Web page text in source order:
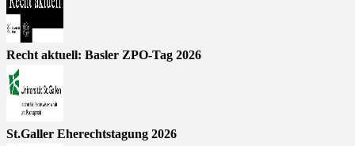
Recht aktuell: Basler ZPO-Tag 2026
St.Galler Eherechtstagung 2026